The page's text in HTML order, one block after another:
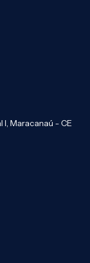
I, Maracanaú - CE